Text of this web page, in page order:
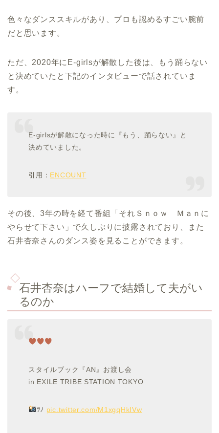
色々なダンススキルがあり、プロも認めるすごい腕前
だと思います。
ただ、2020年にE-girlsが解散した後は、もう踊らない
と決めていたと下記のインタビューで話されていま
す。
E-girlsが解散になった時に『もう、踊らない』と
決めていました。
引用： ENCOUNT
その後、3年の時を経て番組「それＳｎｏｗ Ｍａｎに
やらせて下さい」で久しぶりに披露されており、また
石井杏奈さんのダンス姿を見ることができます。
石井杏奈はハーフで結婚して夫がい
るのか
スタイルブック『AN』お渡し会
in EXILE TRIBE STATION TOKYO
ﾂﾉ pic.twitter.com/M1xgqHkIVw